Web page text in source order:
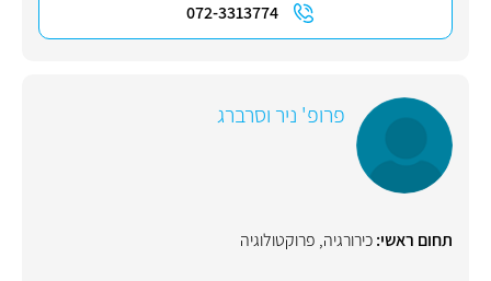
072-3313774
פרופ' ניר וסרברג
תחום ראשי:כירורגיה, פרוקטולוגיה